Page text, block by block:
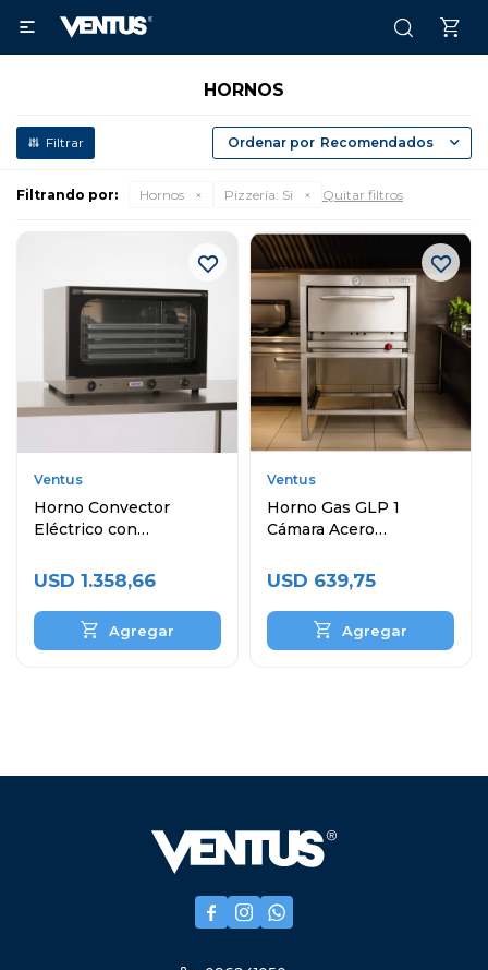

HORNOS
Recomendados
Filtrando por: Hornos Pizzería: Si Quitar filtros
Ventus
Horno Convector
Eléctrico con
60x40 cm
USD 1.358,66
Ventus
Horno Gas GLP 1
Cámara Acero
USD 639,75
  